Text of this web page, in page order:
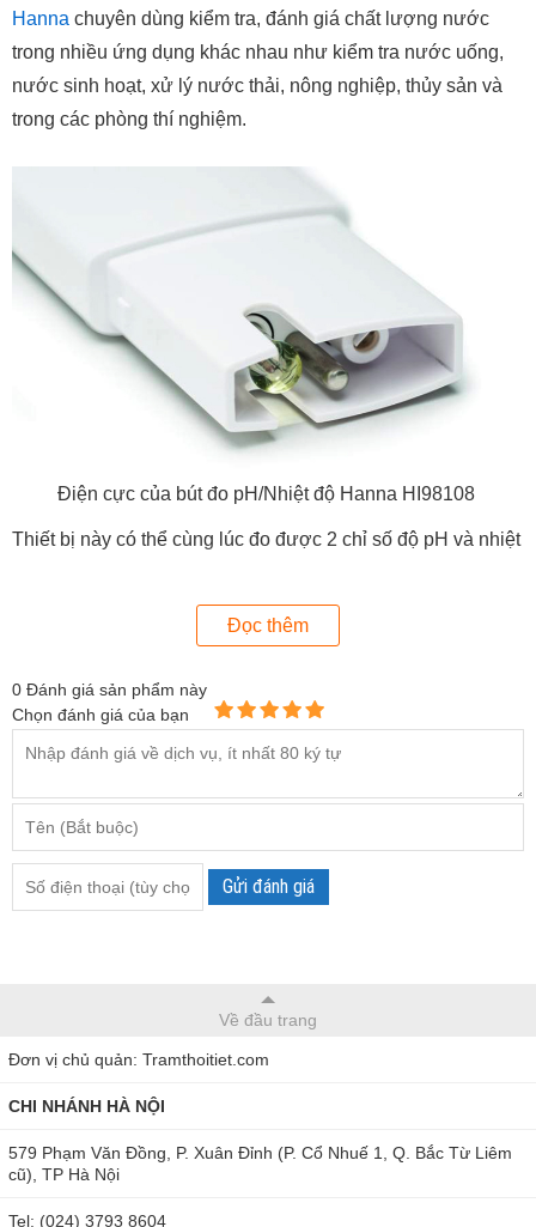
Hanna chuyên dùng kiểm tra, đánh giá chất lượng nước
trong nhiều ứng dụng khác nhau như kiểm tra nước uống,
nước sinh hoạt, xử lý nước thải, nông nghiệp, thủy sản và
trong các phòng thí nghiệm.
Điện cực của bút đo pH/Nhiệt độ Hanna HI98108
Thiết bị này có thể cùng lúc đo được 2 chỉ số độ pH và nhiệt
50.0°C. Máy cho kết quả đo có độ chính cao, sai số chỉ ±0.1
pH; ±0.5°C. Nhờ vậy, người dùng có thế tin tưởng vào khả
Bút đo pH/Nhiệt độ Hanna HI98108 đa năng
nhỏ gọn giúp người dùng dễ dàng cầm nắm và thao tác khi
Đọc thêm
0 Đánh giá sản phẩm này
Chọn đánh giá của bạn
Gửi đánh giá
Về đầu trang
Đơn vị chủ quản: Tramthoitiet.com
CHI NHÁNH HÀ NỘI
579 Phạm Văn Đồng, P. Xuân Đỉnh (P. Cổ Nhuế 1, Q. Bắc Từ Liêm
cũ), TP Hà Nội
Tel: (024) 3793 8604